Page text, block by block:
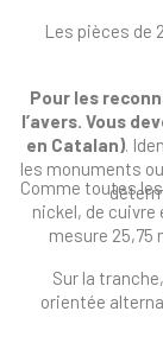
Les pièces de
Pour les
l’avers. Vous
en Catalan).
les monuments
Comme toutes
nickel, de cuivre
mesure
Sur la
orientée